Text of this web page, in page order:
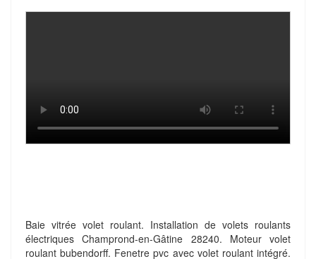
Baie vitrée volet roulant. Installation de volets roulants
électriques Champrond-en-Gâtine 28240. Moteur volet
roulant bubendorff. Fenetre pvc avec volet roulant intégré.